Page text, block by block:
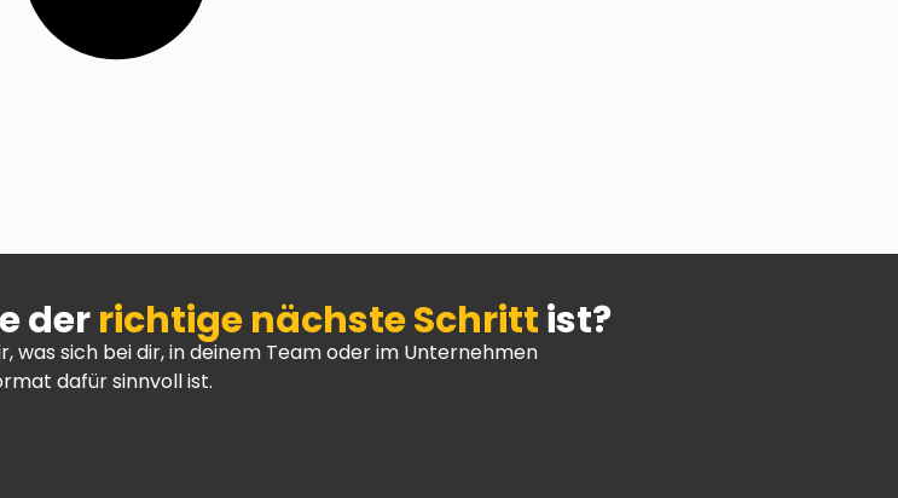
derrichtige nächste Schrittist?
was sich bei dir, in deinem Team oder im Unternehmen
dafür sinnvoll ist.